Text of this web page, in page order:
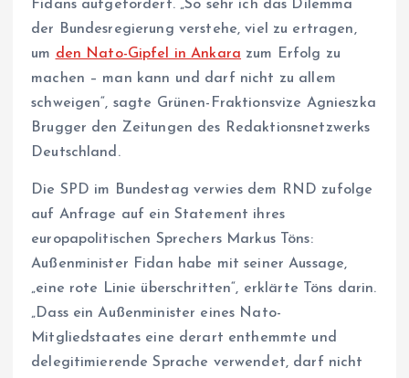
Fidans aufgefordert. „So sehr ich das Dilemma
der Bundesregierung verstehe, viel zu ertragen,
um den Nato-Gipfel in Ankara zum Erfolg zu
machen – man kann und darf nicht zu allem
schweigen“, sagte Grünen-Fraktionsvize Agnieszka
Brugger den Zeitungen des Redaktionsnetzwerks
Deutschland.
Die SPD im Bundestag verwies dem RND zufolge
auf Anfrage auf ein Statement ihres
europapolitischen Sprechers Markus Töns:
Außenminister Fidan habe mit seiner Aussage,
„eine rote Linie überschritten“, erklärte Töns darin.
„Dass ein Außenminister eines Nato-
Mitgliedstaates eine derart enthemmte und
delegitimierende Sprache verwendet, darf nicht